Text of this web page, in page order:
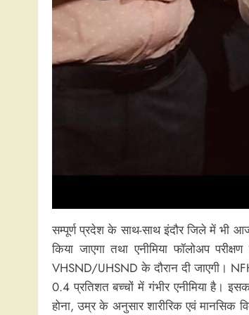
सम्पूर्ण प्रदेश के साथ-साथ इंदौर जिले में भी
किया जाएगा तथा एनीमिया फॉलोअप
VHSND/UHSND के दौरान दी जाएगी।
0.4 प्रतिशत बच्चों में गंभीर एनीमिया है।
होना, उम्र के अनुसार शारीरिक एवं मानसिक